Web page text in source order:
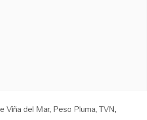
Viña del Mar Peso Pluma TVN